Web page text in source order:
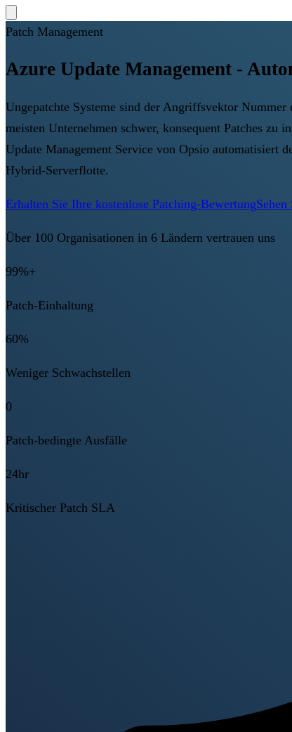
Patch Management
Azure Update Management -
Ungepatchte Systeme sind der Angriffsvektor
meisten Unternehmen schwer, konsequent Patches zu
Update Management Service von Opsio automatisiert
Hybrid-Serverflotte.
Erhalten Sie Ihre kostenlose Patching-Bewertung
Über 100 Organisationen in 6 Ländern vertrauen uns
99%+
Patch-Einhaltung
60%
Weniger Schwachstellen
0
Patch-bedingte Ausfälle
24hr
Kritischer Patch SLA